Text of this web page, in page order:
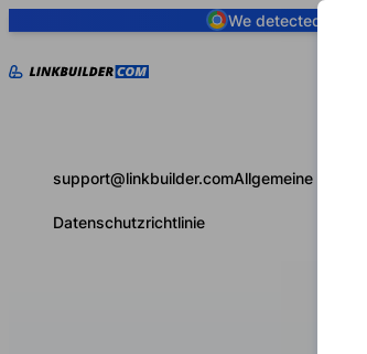
We detected you
support@linkbuilder.comAllgemeine
Datenschutzrichtlinie